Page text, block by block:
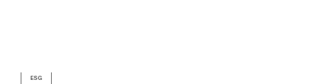
ESG